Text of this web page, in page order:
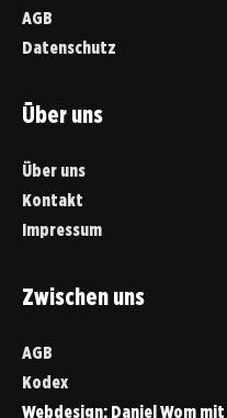
AGB
Datenschutz
Über uns
Über uns
Kontakt
Impressum
Zwischen uns
AGB
Kodex
Webdesign: Daniel Wom mit